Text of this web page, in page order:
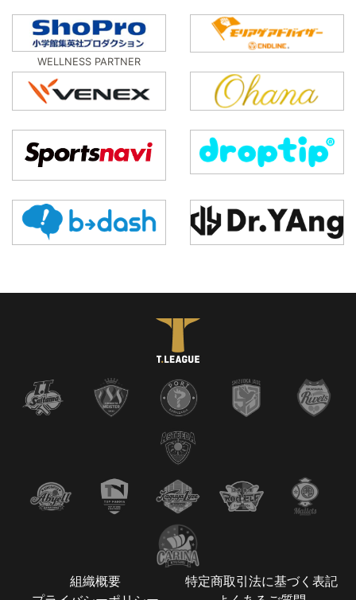
WELLNESS PARTNER
組織概要
特定商取引法に基づく表記